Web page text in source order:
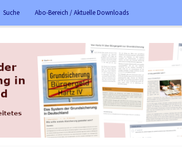
Suche Abo-Bereich / Aktuelle Downloads